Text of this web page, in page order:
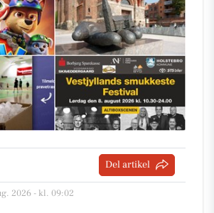
Del artikel
2026 - kl. 09:02